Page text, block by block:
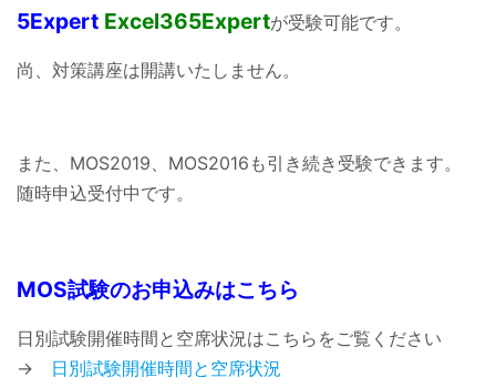
5Expert Excel365Expertが受験可能です。
尚、対策講座は開講いたしません。
また、MOS2019、MOS2016も引き続き受験できます。
随時申込受付中です。
MOS試験のお申込みはこちら
日別試験開催時間と空席状況はこちらをご覧ください
→ 日別試験開催時間と空席状況